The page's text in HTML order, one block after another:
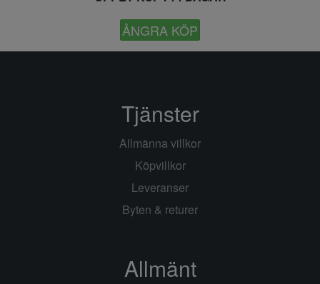
ÅNGRA KÖP
Tjänster
Allmänna villkor
Köpvillkor
Leveranser
Byten & returer
Allmänt